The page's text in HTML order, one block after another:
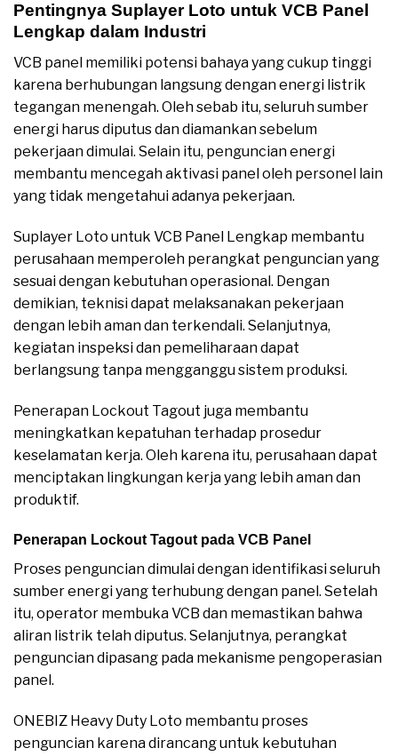
Pentingnya Suplayer Loto untuk VCB Panel
Lengkap dalam Industri
VCB panel memiliki potensi bahaya yang cukup tinggi
karena berhubungan langsung dengan energi listrik
tegangan menengah. Oleh sebab itu, seluruh sumber
energi harus diputus dan diamankan sebelum
pekerjaan dimulai. Selain itu, penguncian energi
membantu mencegah aktivasi panel oleh personel lain
yang tidak mengetahui adanya pekerjaan.
Suplayer Loto untuk VCB Panel Lengkap membantu
perusahaan memperoleh perangkat penguncian yang
sesuai dengan kebutuhan operasional. Dengan
demikian, teknisi dapat melaksanakan pekerjaan
dengan lebih aman dan terkendali. Selanjutnya,
kegiatan inspeksi dan pemeliharaan dapat
berlangsung tanpa mengganggu sistem produksi.
Penerapan Lockout Tagout juga membantu
meningkatkan kepatuhan terhadap prosedur
keselamatan kerja. Oleh karena itu, perusahaan dapat
menciptakan lingkungan kerja yang lebih aman dan
produktif.
Penerapan Lockout Tagout pada VCB Panel
Proses penguncian dimulai dengan identifikasi seluruh
sumber energi yang terhubung dengan panel. Setelah
itu, operator membuka VCB dan memastikan bahwa
aliran listrik telah diputus. Selanjutnya, perangkat
penguncian dipasang pada mekanisme pengoperasian
panel.
ONEBIZ Heavy Duty Loto membantu proses
penguncian karena dirancang untuk kebutuhan